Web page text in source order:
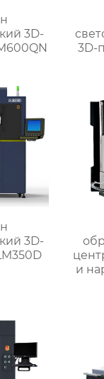
3D-
3D-
3D-
и